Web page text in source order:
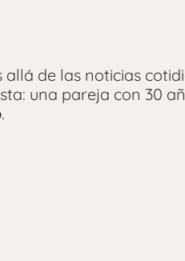
allá de las noticias
una pareja con 30
.